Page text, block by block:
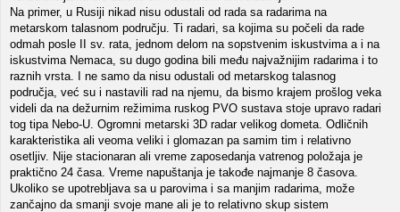
Na primer, u Rusiji nikad nisu odustali od rada sa radarima na
metarskom talasnom području. Ti radari, sa kojima su počeli da rade
odmah posle II sv. rata, jednom delom na sopstvenim iskustvima a i na
iskustvima Nemaca, su dugo godina bili među najvažnijim radarima i to
raznih vrsta. I ne samo da nisu odustali od metarskog talasnog
područja, već su i nastavili rad na njemu, da bismo krajem prošlog veka
videli da na dežurnim režimima ruskog PVO sustava stoje upravo radari
tog tipa Nebo-U. Ogromni metarski 3D radar velikog dometa. Odličnih
karakteristika ali veoma veliki i glomazan pa samim tim i relativno
osetljiv. Nije stacionaran ali vreme zaposedanja vatrenog položaja je
praktično 24 časa. Vreme napuštanja je takođe najmanje 8 časova.
Ukoliko se upotrebljava sa u parovima i sa manjim radarima, može
zančajno da smanji svoje mane ali je to relativno skup sistem